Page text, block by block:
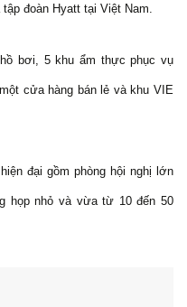
đoàn Hyatt tại Việt Nam.
bơi, 5 khu ẩm thực phục vụ
cửa hàng bán lẻ và khu VIE
đại gồm phòng hội nghị lớn
họp nhỏ và vừa từ 10 đến 50